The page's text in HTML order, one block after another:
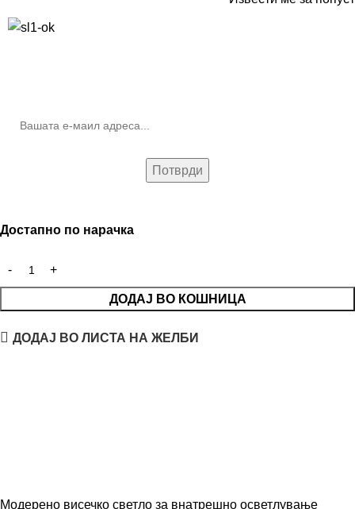
Достапно по нарачка
ДОДАЈ ВО КОШНИЦА
ДОДАЈ ВО ЛИСТА НА ЖЕЛБИ
Модерено висечко светло за внатрешно осветлување